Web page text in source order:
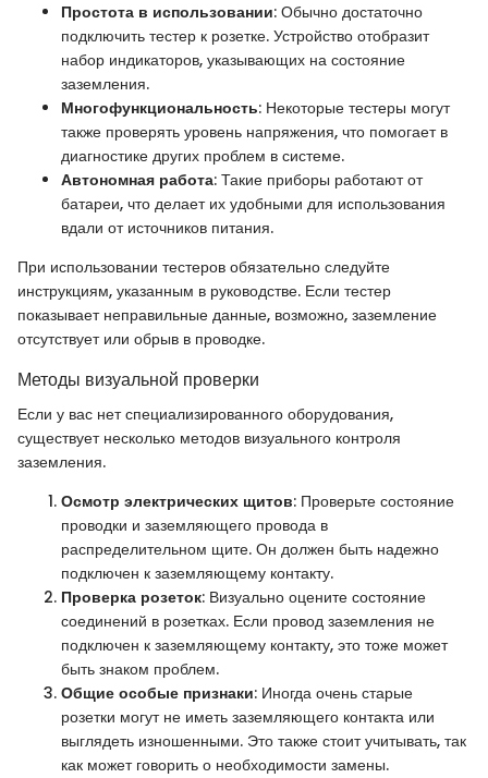
Простота в использовании: Обычно достаточно
подключить тестер к розетке. Устройство отобразит
набор индикаторов, указывающих на состояние
заземления.
Многофункциональность: Некоторые тестеры могут
также проверять уровень напряжения, что помогает в
диагностике других проблем в системе.
Автономная работа: Такие приборы работают от
батареи, что делает их удобными для использования
вдали от источников питания.
При использовании тестеров обязательно следуйте
инструкциям, указанным в руководстве. Если тестер
показывает неправильные данные, возможно, заземление
отсутствует или обрыв в проводке.
Методы визуальной проверки
Если у вас нет специализированного оборудования,
существует несколько методов визуального контроля
заземления.
Осмотр электрических щитов: Проверьте состояние
проводки и заземляющего провода в
распределительном щите. Он должен быть надежно
подключен к заземляющему контакту.
Проверка розеток: Визуально оцените состояние
соединений в розетках. Если провод заземления не
подключен к заземляющему контакту, это тоже может
быть знаком проблем.
Общие особые признаки: Иногда очень старые
розетки могут не иметь заземляющего контакта или
выглядеть изношенными. Это также стоит учитывать, так
как может говорить о необходимости замены.